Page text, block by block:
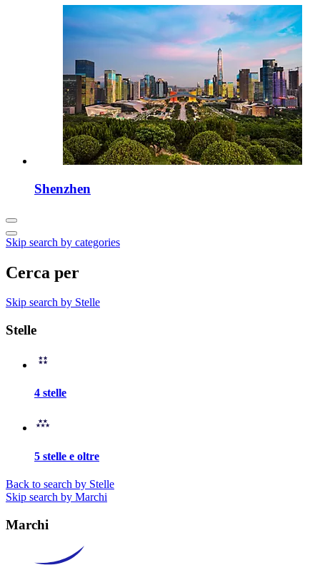
Shenzhen
Skip search by categories
Cerca per
Skip search by Stelle
Stelle
4 stelle
5 stelle e oltre
Back to search by Stelle
Skip search by Marchi
Marchi